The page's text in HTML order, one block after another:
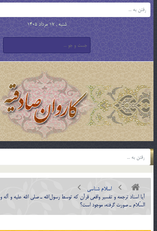
شنبه , 17 مرداد 1405
اسلام شناسی
آيا اسناد ترجمه و تفسير واقعي قرآن كه توسط رسول‌الله ـ صلي الله عليه و
السّلام ـ صورت گرفته، موجود است؟